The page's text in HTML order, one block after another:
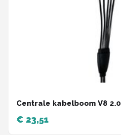
Centrale kabelboom V8 2.0
€ 23,51